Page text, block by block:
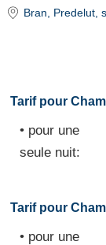
Bran, Predelut,
Tarif pour
• pour une
seule nuit:
Tarif pour
• pour une